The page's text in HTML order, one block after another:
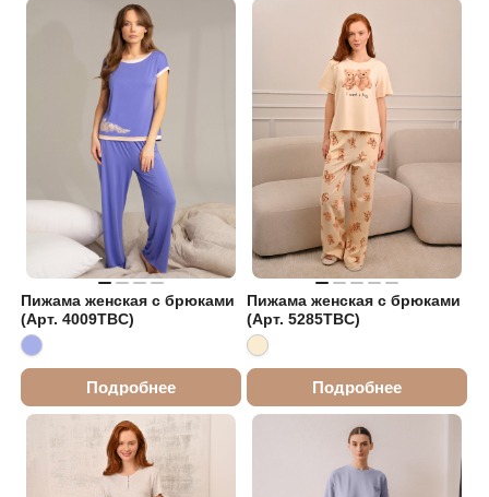
Пижама женская с брюками
(Арт. 4009TBC)
Подробнее
Пижама женская с брюками
(Арт. 5285TBC)
Подробнее